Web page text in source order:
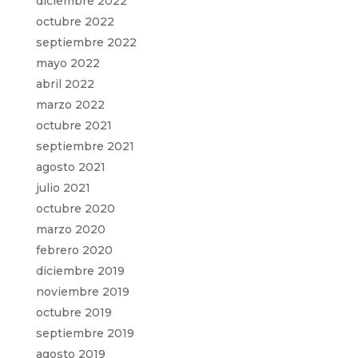
octubre 2022
septiembre 2022
mayo 2022
abril 2022
marzo 2022
octubre 2021
septiembre 2021
agosto 2021
julio 2021
octubre 2020
marzo 2020
febrero 2020
diciembre 2019
noviembre 2019
octubre 2019
septiembre 2019
agosto 2019